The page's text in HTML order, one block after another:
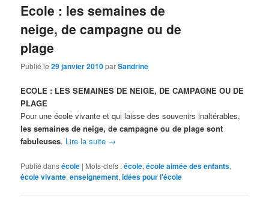
Ecole : les semaines de
neige, de campagne ou de
plage
Publié le29 janvier 2010parSandrine
ECOLE : LES SEMAINES DE NEIGE, DE CAMPAGNE OU DE
PLAGE
Pour une école vivante et qui laisse des souvenirs inaltérables,
les semaines de neige, de campagne ou de plage sont
fabuleuses. Lire la suite →
Publié dansécole | Mots-clefs :école,école aimée des enfants,
école vivante,enseignement,idées pour l'école